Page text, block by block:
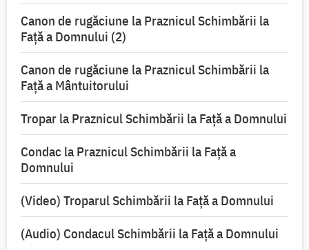
Canon de rugăciune la Praznicul Schimbării la
Faţă a Domnului (2)
Canon de rugăciune la Praznicul Schimbării la
Față a Mântuitorului
Tropar la Praznicul Schimbării la Faţă a Domnului
Condac la Praznicul Schimbării la Faţă a
Domnului
(Video) Troparul Schimbării la Față a Domnului
(Audio) Condacul Schimbării la Față a Domnului